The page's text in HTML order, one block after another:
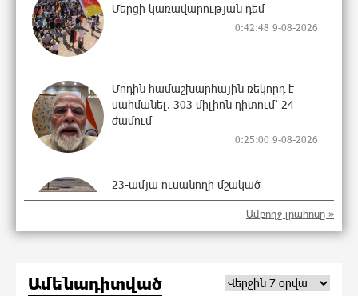
Մերցի կառավարության դեմ
0:42:48 9-08-2026
Մոդին համաշխարհային ռեկորդ է
սահմանել. 303 միլիոն դիտում՝ 24
ժամում
0:25:00 9-08-2026
23-ամյա ուսանողի մշակած
հավելվածը հարավկորեական App
Store-ում շրջանցել է նույնիսկ Google
Maps-ը
Ռուսաստանի տարածքում ոչնչացվել
Ամբողջ լրահոսը »
Ամենադիտված